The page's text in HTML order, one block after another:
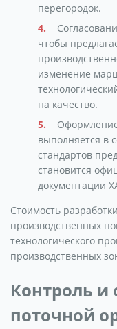
перегородок.
чтобы
изменение
на качество.
выполняется в
стандартов
становится
документации
Стоимость
производственных
технологического
производственных
Контроль
поточной